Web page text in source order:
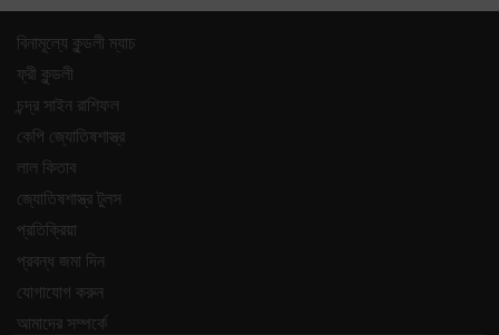
বিনামূল্যে কুন্ডলী ম্যাচ
ফ্রী কুন্ডলী
চন্দ্র সাইন রাশিফল
কেপি জ্যোতিষশাস্ত্র
লাল কিতাব
জ্যোতিষশাস্ত্র টুলস
প্রতিক্রিয়া
প্রবন্ধ জমা দিন
যোগাযোগ করুন
আমাদের সম্পর্কে